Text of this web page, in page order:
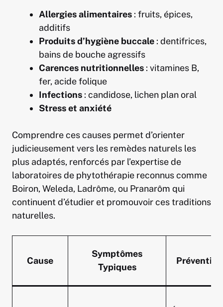
Allergies alimentaires : fruits, épices,
additifs
Produits d’hygiène buccale : dentifrices,
bains de bouche agressifs
Carences nutritionnelles : vitamines B,
fer, acide folique
Infections : candidose, lichen plan oral
Stress et anxiété
Comprendre ces causes permet d’orienter
judicieusement vers les remèdes naturels les
plus adaptés, renforcés par l’expertise de
laboratoires de phytothérapie reconnus comme
Boiron, Weleda, Ladrôme, ou Pranarôm qui
continuent d’étudier et promouvoir ces traditions
naturelles.
Cause
Symptômes
Typiques
Prévention